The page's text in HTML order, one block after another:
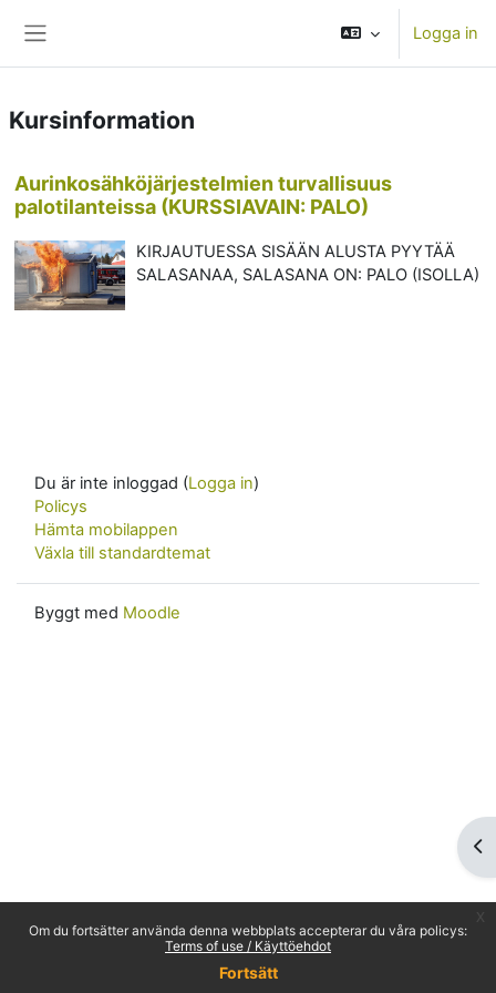
Om du fortsätter använda denna webbplats accepterar du våra policys:
Terms of use / Käyttöehdot
Fortsätt
Logga in
Kursinformation
Aurinkosähköjärjestelmien turvallisuus
palotilanteissa (KURSSIAVAIN: PALO)
KIRJAUTUESSA SISÄÄN ALUSTA PYYTÄÄ
SALASANAA, SALASANA ON: PALO (ISOLLA)
Du är inte inloggad (Logga in)
Policys
Hämta mobilappen
Växla till standardtemat
Byggt med Moodle